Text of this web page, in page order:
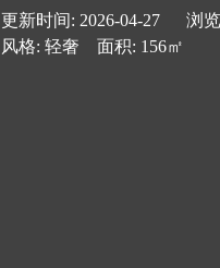
更新时间: 2026-04-27 浏
风格: 轻奢 面积: 156㎡